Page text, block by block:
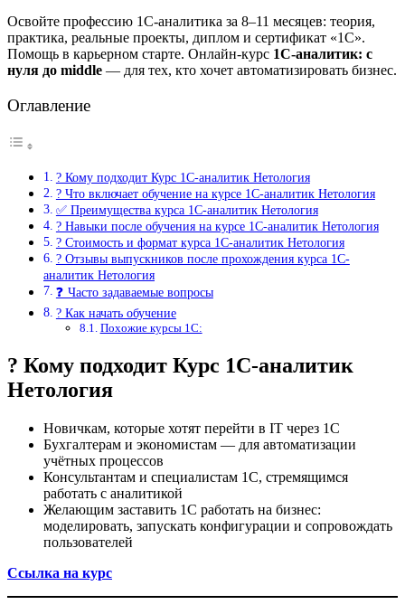
Освойте профессию 1С-аналитика за 8–11 месяцев: теория,
практика, реальные проекты, диплом и сертификат «1С».
Помощь в карьерном старте. Онлайн-курс 1С-аналитик: с
нуля до middle — для тех, кто хочет автоматизировать бизнес.
Оглавление
? Кому подходит Курс 1С-аналитик Нетология
? Что включает обучение на курсе 1С-аналитик Нетология
✅ Преимущества курса 1С-аналитик Нетология
? Навыки после обучения на курсе 1С-аналитик Нетология
? Стоимость и формат курса 1С-аналитик Нетология
? Отзывы выпускников после прохождения курса 1С-
аналитик Нетология
❓ Часто задаваемые вопросы
? Как начать обучение
Похожие курсы 1С:
? Кому подходит Курс 1С-аналитик
Нетология
Новичкам, которые хотят перейти в IT через 1С
Бухгалтерам и экономистам — для автоматизации
учётных процессов
Консультантам и специалистам 1С, стремящимся
работать с аналитикой
Желающим заставить 1С работать на бизнес:
моделировать, запускать конфигурации и сопровождать
пользователей
Ссылка на курс